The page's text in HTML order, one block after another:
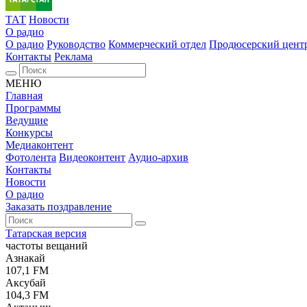
ТАТ Новости
О радио
О радио Руководство Коммерческий отдел Продюсерский
Контакты Реклама
МЕНЮ
Главная
Программы
Ведущие
Конкурсы
Медиаконтент
Фотолента Видеоконтент Аудио-архив
Контакты
Новости
О радио
Заказать поздравление
Татарская версия
частоты вещаний
Азнакай
107,1 FM
Аксубай
104,3 FM